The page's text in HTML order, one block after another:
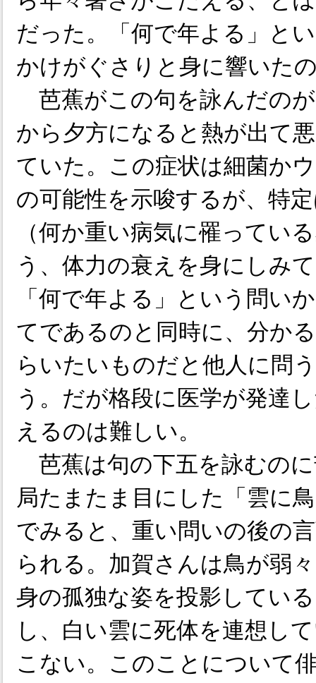
だった。「何で年よる」と
かけがぐさりと身に響いた
芭蕉がこの句を詠んだの
から夕方になると熱が出て
ていた。この症状は細菌か
の可能性を示唆するが、特
（何か重い病気に罹ってい
う、体力の衰えを身にしみ
「何で年よる」という問い
てであるのと同時に、分か
らいたいものだと他人に問
う。だが格段に医学が発達
えるのは難しい。
芭蕉は句の下五を詠むの
局たまたま目にした「雲に
でみると、重い問いの後の
られる。加賀さんは鳥が弱
身の孤独な姿を投影してい
し、白い雲に死体を連想し
こない。このことについて